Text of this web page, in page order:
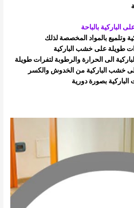
الباركية بالباحة
وتلميع بالمواد المخصصة لذلك
طويلة على خشب الباركية
الى الحرارة والرطوبة لتفرات طويلة
خشب الباركية من الخدوش والكسر
بصورة دورية